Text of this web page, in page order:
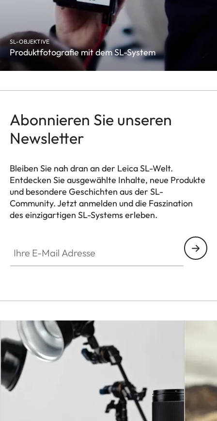
SL-OBJEKTIVE
Produktfotografie mit dem SL-System
Abonnieren Sie unseren
Newsletter
Bleiben Sie nah dran an der Leica SL-Welt.
Entdecken Sie ausgewählte Inhalte, neue Produkte
und besondere Geschichten aus der SL-
Community. Jetzt anmelden und die Faszination
des einzigartigen SL-Systems erleben.